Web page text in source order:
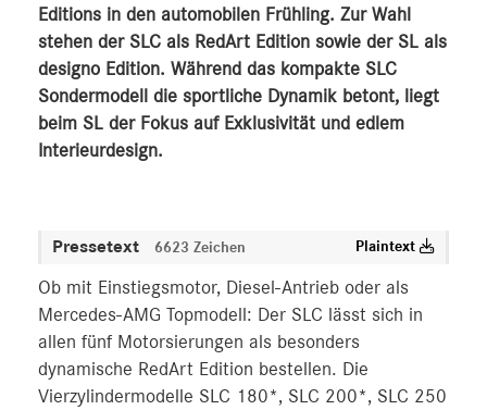
ÜBER UNS
ANSPRECHPARTNER
Editions in den automobilen Frühling. Zur Wahl
stehen der SLC als RedArt Edition sowie der SL als
designo Edition. Während das kompakte SLC
Sondermodell die sportliche Dynamik betont, liegt
beim SL der Fokus auf Exklusivität und edlem
Interieurdesign.
Pressetext 6623 Zeichen Plaintext
Ob mit Einstiegsmotor, Diesel-Antrieb oder als
Mercedes-AMG Topmodell: Der SLC lässt sich in
allen fünf Motorsierungen als besonders
dynamische RedArt Edition bestellen. Die
Vierzylindermodelle SLC 180*, SLC 200*, SLC 250